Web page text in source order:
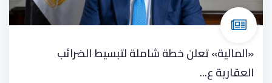
«المالية» تعلن خطة شاملة لتبسيط الضرائب
العقارية ع...